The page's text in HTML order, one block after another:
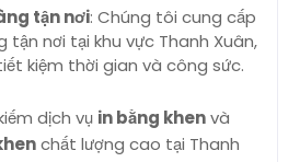
tận nơi: Chúng tôi cung cấp
tận nơi tại khu vực Thanh Xuân,
kiệm thời gian và công sức.
dịch vụ in bằng khenvà
chất lượng cao tại Thanh